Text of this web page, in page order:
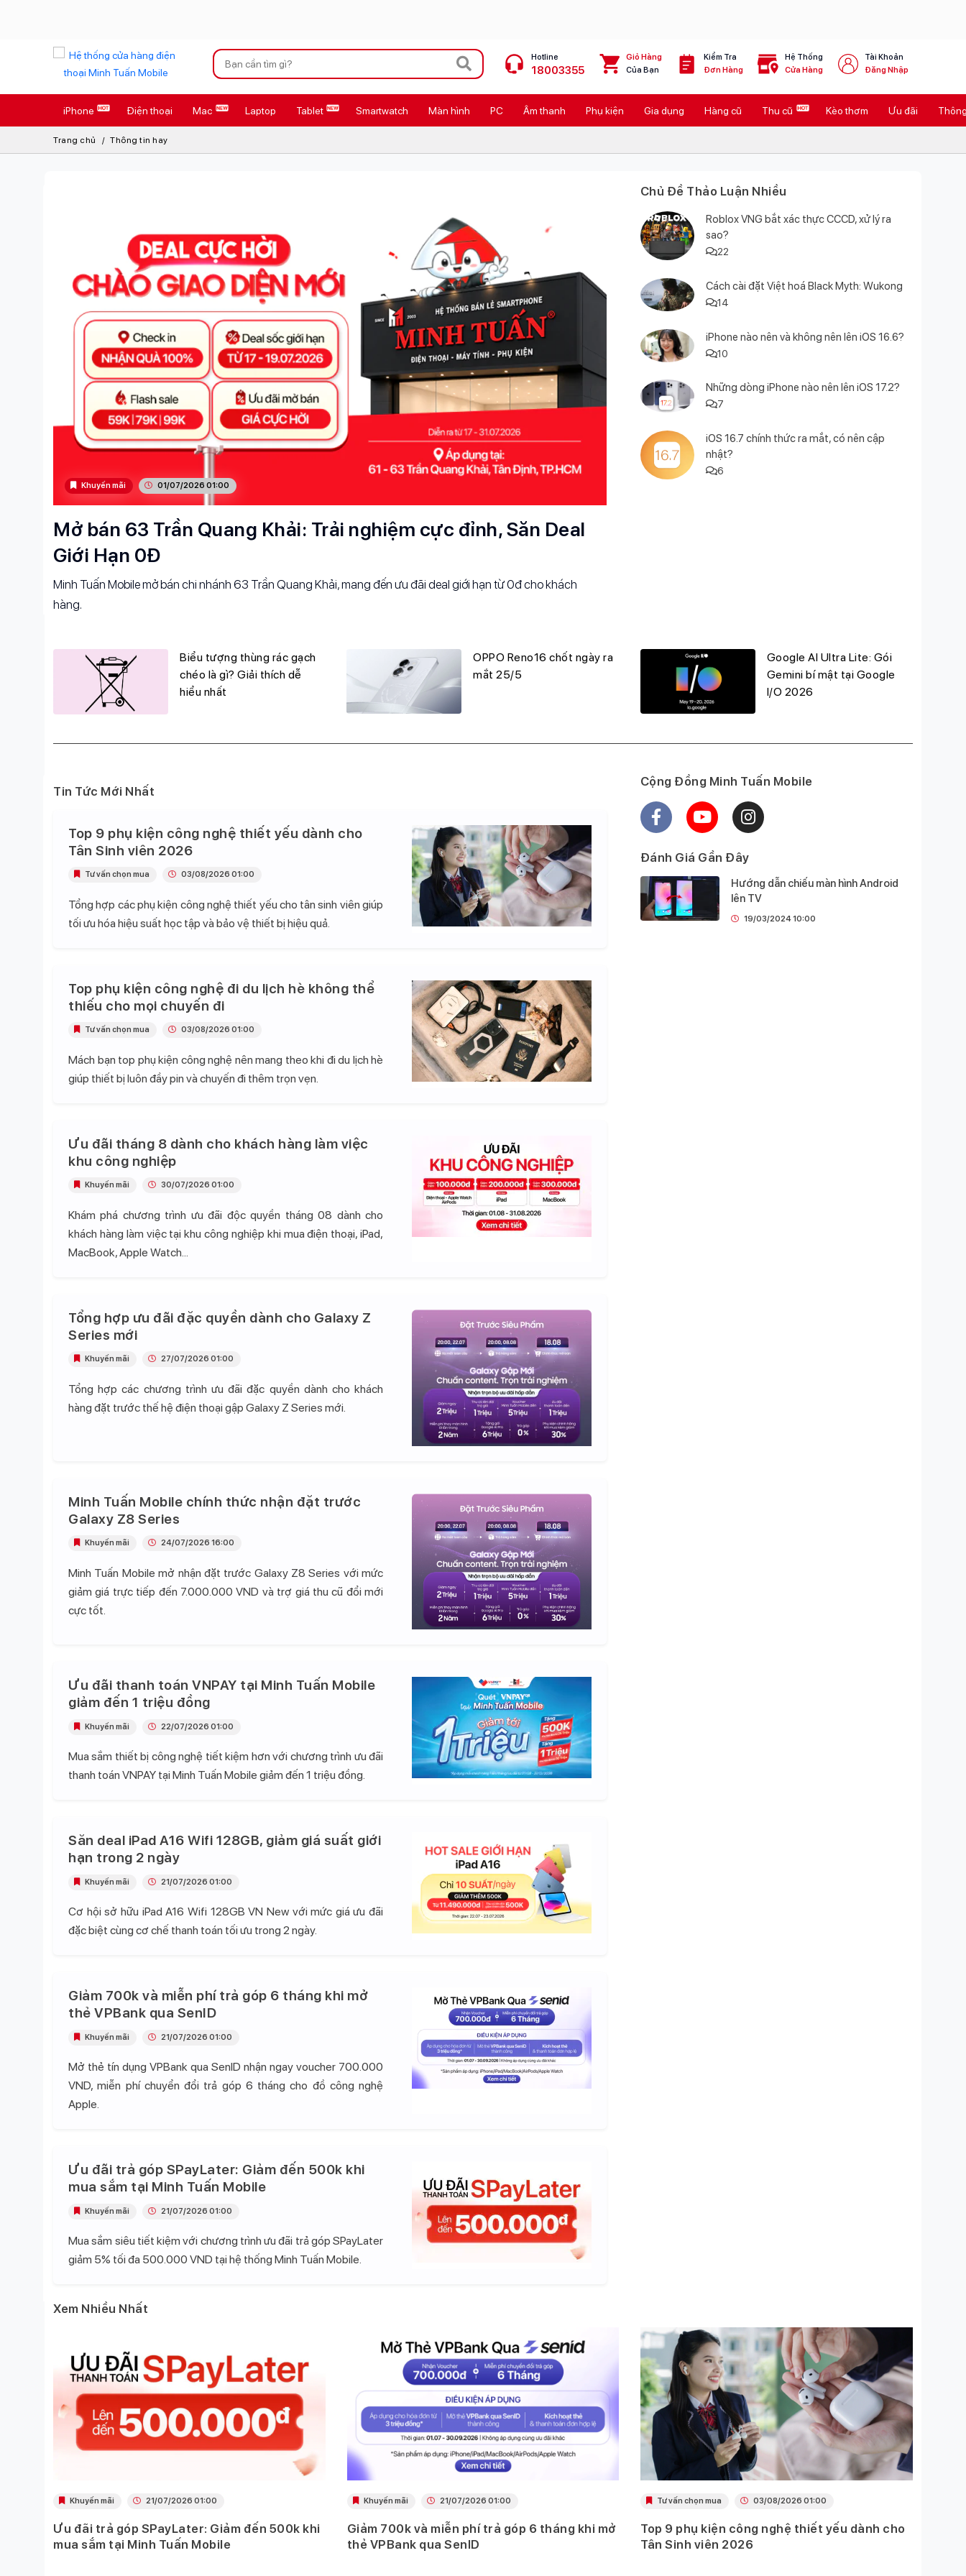
Xu hướng tìm kiếm
iPhone 17 Pro Max
AirTag 2 Mới Galaxy Z8 Series
Osmo Pocket 4 Ốp lưng Apple
Loa Marshall Cốc sạc Apple
Hotline
18003355
Giỏ Hàng
Của Bạn
Kiểm Tra
Đơn Hàng
Hệ Thống
Cửa Hàng
Tài Khoản
Đăng Nhập
iPhone Điện thoại Mac Laptop Tablet Smartwatch Màn hình PC Âm thanh Phụ kiện Gia dụng Hàng cũ Thu cũ Kèo thơm Ưu đãi
Trang chủ Thông tin hay
Khuyến mãi 01/07/2026 01:00
Mở bán 63 Trần Quang Khải: Trải nghiệm cực đỉnh, Săn Deal
Giới Hạn 0Đ
Minh Tuấn Mobile mở bán chi nhánh 63 Trần Quang Khải, mang đến ưu đãi deal giới hạn từ 0đ cho khách
hàng.
Chủ Đề Thảo Luận Nhiều
Roblox VNG bắt xác thực CCCD, xử lý ra
sao?
22
Cách cài đặt Việt hoá Black Myth: Wukong
14
iPhone nào nên và không nên lên iOS 16.6?
10
Những dòng iPhone nào nên lên iOS 17.2?
7
iOS 16.7 chính thức ra mắt, có nên cập
nhật?
6
Biểu tượng thùng rác gạch
chéo là gì? Giải thích dễ
hiểu nhất
OPPO Reno16 chốt ngày ra
mắt 25/5
Google AI Ultra Lite: Gói
Gemini bí mật tại Google
I/O 2026
Tin Tức Mới Nhất
Top 9 phụ kiện công nghệ thiết yếu dành cho
Tân Sinh viên 2026
Tổng hợp các phụ kiện công nghệ thiết yếu cho tân sinh viên giúp
tối ưu hóa hiệu suất học tập và bảo vệ thiết bị hiệu quả.
Tư vấn chọn mua 03/08/2026 01:00
Top phụ kiện công nghệ đi du lịch hè không thể
thiếu cho mọi chuyến đi
Mách bạn top phụ kiện công nghệ nên mang theo khi đi du lịch hè
giúp thiết bị luôn đầy pin và chuyến đi thêm trọn vẹn.
Tư vấn chọn mua 03/08/2026 01:00
Ưu đãi tháng 8 dành cho khách hàng làm việc
khu công nghiệp
Khám phá chương trình ưu đãi độc quyền tháng 08 dành cho
khách hàng làm việc tại khu công nghiệp khi mua điện thoại, iPad,
MacBook, Apple Watch...
Khuyến mãi 30/07/2026 01:00
Tổng hợp ưu đãi đặc quyền dành cho Galaxy Z
Series mới
Tổng hợp các chương trình ưu đãi đặc quyền dành cho khách
hàng đặt trước thế hệ điện thoại gập Galaxy Z Series mới.
Khuyến mãi 27/07/2026 01:00
Minh Tuấn Mobile chính thức nhận đặt trước
Galaxy Z8 Series
Minh Tuấn Mobile mở nhận đặt trước Galaxy Z8 Series với mức
giảm giá trực tiếp đến 7.000.000 VND và trợ giá thu cũ đổi mới
cực tốt.
Khuyến mãi 24/07/2026 16:00
Ưu đãi thanh toán VNPAY tại Minh Tuấn Mobile
giảm đến 1 triệu đồng
Mua sắm thiết bị công nghệ tiết kiệm hơn với chương trình ưu đãi
thanh toán VNPAY tại Minh Tuấn Mobile giảm đến 1 triệu đồng.
Khuyến mãi 22/07/2026 01:00
Săn deal iPad A16 Wifi 128GB, giảm giá suất giới
hạn trong 2 ngày
Cơ hội sở hữu iPad A16 Wifi 128GB VN New với mức giá ưu đãi
đặc biệt cùng cơ chế thanh toán tối ưu trong 2 ngày.
Khuyến mãi 21/07/2026 01:00
Giảm 700k và miễn phí trả góp 6 tháng khi mở
thẻ VPBank qua SenID
Mở thẻ tín dụng VPBank qua SenID nhận ngay voucher 700.000
VND, miễn phí chuyển đổi trả góp 6 tháng cho đồ công nghệ
Apple.
Khuyến mãi 21/07/2026 01:00
Ưu đãi trả góp SPayLater: Giảm đến 500k khi
mua sắm tại Minh Tuấn Mobile
Mua sắm siêu tiết kiệm với chương trình ưu đãi trả góp SPayLater
giảm 5% tối đa 500.000 VND tại hệ thống Minh Tuấn Mobile.
Khuyến mãi 21/07/2026 01:00
Cộng Đồng Minh Tuấn Mobile
Đánh Giá Gần Đây
19/03/2024 10:00
Hướng dẫn chiếu màn hình Android
lên TV
Xem Nhiều Nhất
Khuyến mãi 21/07/2026 01:00
Ưu đãi trả góp SPayLater: Giảm đến 500k khi
mua sắm tại Minh Tuấn Mobile
Khuyến mãi 21/07/2026 01:00
Giảm 700k và miễn phí trả góp 6 tháng khi mở
thẻ VPBank qua SenID
Tư vấn chọn mua 03/08/2026 01:00
Top 9 phụ kiện công nghệ thiết yếu dành cho
Tân Sinh viên 2026